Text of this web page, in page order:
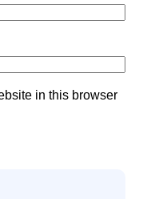
in this browser